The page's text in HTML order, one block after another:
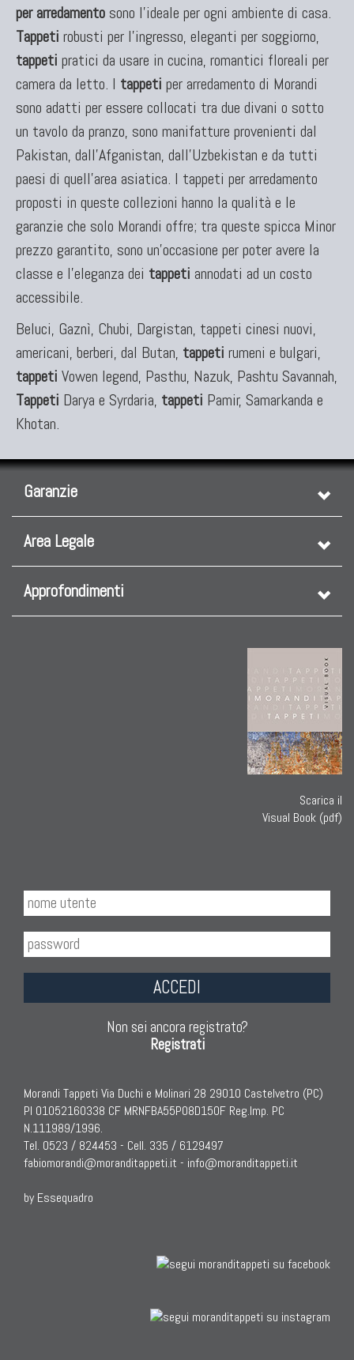
per arredamento sono l'ideale per ogni ambiente di casa.
Tappeti robusti per l'ingresso, eleganti per soggiorno,
tappeti pratici da usare in cucina, romantici floreali per
camera da letto. I tappeti per arredamento di Morandi
sono adatti per essere collocati tra due divani o sotto
un tavolo da pranzo, sono manifatture provenienti dal
Pakistan, dall'Afganistan, dall'Uzbekistan e da tutti
paesi di quell'area asiatica. I tappeti per arredamento
proposti in queste collezioni hanno la qualità e le
garanzie che solo Morandi offre; tra queste spicca Minor
prezzo garantito, sono un'occasione per poter avere la
classe e l'eleganza dei tappeti annodati ad un costo
accessibile.
Beluci, Gaznì, Chubi, Dargistan, tappeti cinesi nuovi,
americani, berberi, dal Butan, tappeti rumeni e bulgari,
tappeti Vowen legend, Pasthu, Nazuk, Pashtu Savannah,
Tappeti Darya e Syrdaria, tappeti Pamir, Samarkanda e
Khotan.
Garanzie
Area Legale
Approfondimenti
Scarica il
Visual Book (pdf)
ACCEDI
Non sei ancora registrato?
Registrati
Morandi Tappeti Via Duchi e Molinari 28 29010 Castelvetro (PC)
PI 01052160338 CF MRNFBA55P08D150F Reg.Imp. PC
N.111989/1996.
Tel. 0523 / 824453 - Cell. 335 / 6129497
fabiomorandi@moranditappeti.it - info@moranditappeti.it
by Essequadro